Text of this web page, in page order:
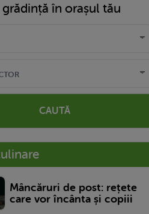
în orașul tău
CAUTĂ
Mâncăruri de post: rețete
care vor încânta și copiii